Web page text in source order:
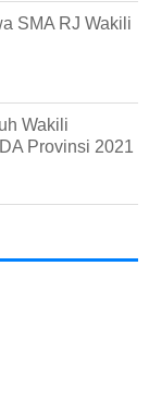
SMA RJ Wakili
Wakili
Provinsi 2021